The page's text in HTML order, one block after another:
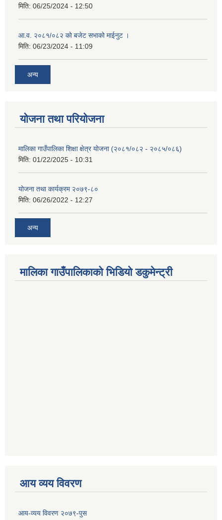
मिति: 06/25/2024 - 12:50
आ.व. २०८१/०८२ को बजेट सभाको माईनुट ।
मिति: 06/23/2024 - 11:09
अन्य
योजना तथा परियोजना
मालिका गाउँपालिका शिक्षा क्षेत्र योजना (२०८१/०८२ - २०८५/०८६)
मिति: 01/22/2025 - 10:31
योजना तथा कार्यक्रम २०७९-८०
मिति: 06/26/2022 - 12:27
अन्य
मालिका गाउँपालिकाको भिडियो डकुमेन्ट्री
आय व्यय विवरण
आय-व्यय विवरण २०७९-पुस